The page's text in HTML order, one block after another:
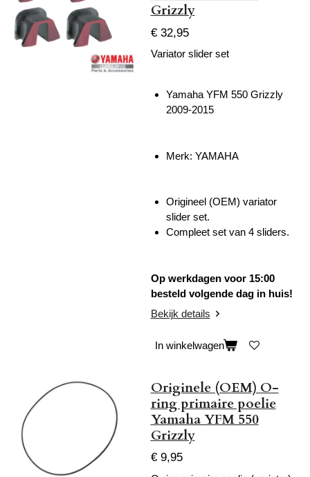
Grizzly
€ 32,95
Variator slider set
Yamaha YFM 550 Grizzly
2009-2015
Merk: YAMAHA
Origineel (OEM) variator
slider set.
Compleet set van 4 sliders.
Op werkdagen voor 15:00
besteld volgende dag in huis!
Bekijk details
In winkelwagen
Originele (OEM) O-
ring primaire poelie
Yamaha YFM 550
Grizzly
€ 9,95